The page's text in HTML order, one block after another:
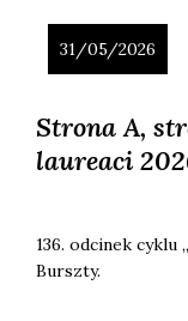
31/05/2026
Strona A,
laureaci
136. odci­nek
Bursz­ty.